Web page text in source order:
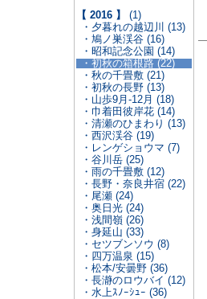
【 2016 】
(1)
・夕暮れの越辺川 (13)
・鳩ノ巣渓谷 (16)
・昭和記念公園 (14)
・初秋の箱根路 (22)
・秋の千畳敷 (21)
・初秋の長野 (13)
・山歩9月-12月 (18)
・巾着田彼岸花 (14)
・清瀬のひまわり (13)
・西沢渓谷 (19)
・レンゲショウマ (7)
・谷川岳 (25)
・雨の千畳敷 (12)
・長野・奈良井宿 (22)
・尾瀬 (24)
・奥日光 (24)
・浅間嶺 (26)
・身延山 (33)
・セツブンソウ (8)
・四万温泉 (15)
・松本/安曇野 (36)
・長瀞のロウバイ (12)
・水上ｽﾉｰｼｭｰ (36)